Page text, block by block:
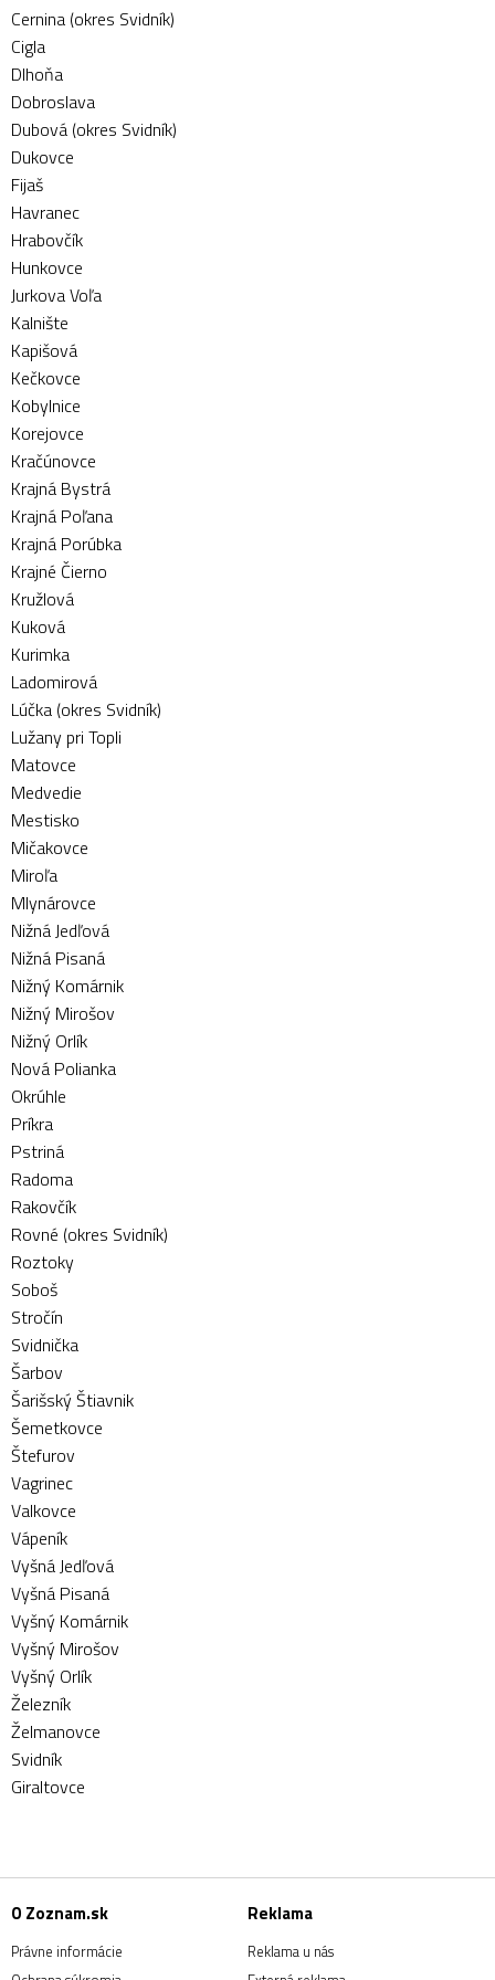
Cernina (okres Svidník)
Cigla
Dlhoňa
Dobroslava
Dubová (okres Svidník)
Dukovce
Fijaš
Havranec
Hrabovčík
Hunkovce
Jurkova Voľa
Kalnište
Kapišová
Kečkovce
Kobylnice
Korejovce
Kračúnovce
Krajná Bystrá
Krajná Poľana
Krajná Porúbka
Krajné Čierno
Kružlová
Kuková
Kurimka
Ladomirová
Lúčka (okres Svidník)
Lužany pri Topli
Matovce
Medvedie
Mestisko
Mičakovce
Miroľa
Mlynárovce
Nižná Jedľová
Nižná Pisaná
Nižný Komárnik
Nižný Mirošov
Nižný Orlík
Nová Polianka
Okrúhle
Príkra
Pstriná
Radoma
Rakovčík
Rovné (okres Svidník)
Roztoky
Soboš
Stročín
Svidnička
Šarbov
Šarišský Štiavnik
Šemetkovce
Štefurov
Vagrinec
Valkovce
Vápeník
Vyšná Jedľová
Vyšná Pisaná
Vyšný Komárnik
Vyšný Mirošov
Vyšný Orlík
Železník
Želmanovce
Svidník
Giraltovce
O Zoznam.sk
Právne informácie
Reklama
Reklama u nás